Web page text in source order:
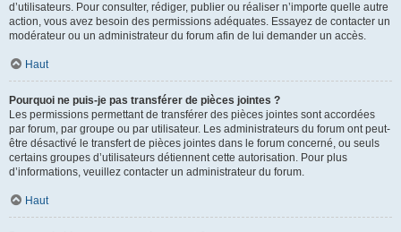
d’utilisateurs. Pour consulter, rédiger, publier ou réaliser n’importe quelle autre
action, vous avez besoin des permissions adéquates. Essayez de contacter un
modérateur ou un administrateur du forum afin de lui demander un accès.
Haut
Pourquoi ne puis-je pas transférer de pièces jointes ?
Les permissions permettant de transférer des pièces jointes sont accordées
par forum, par groupe ou par utilisateur. Les administrateurs du forum ont peut-
être désactivé le transfert de pièces jointes dans le forum concerné, ou seuls
certains groupes d’utilisateurs détiennent cette autorisation. Pour plus
d’informations, veuillez contacter un administrateur du forum.
Haut